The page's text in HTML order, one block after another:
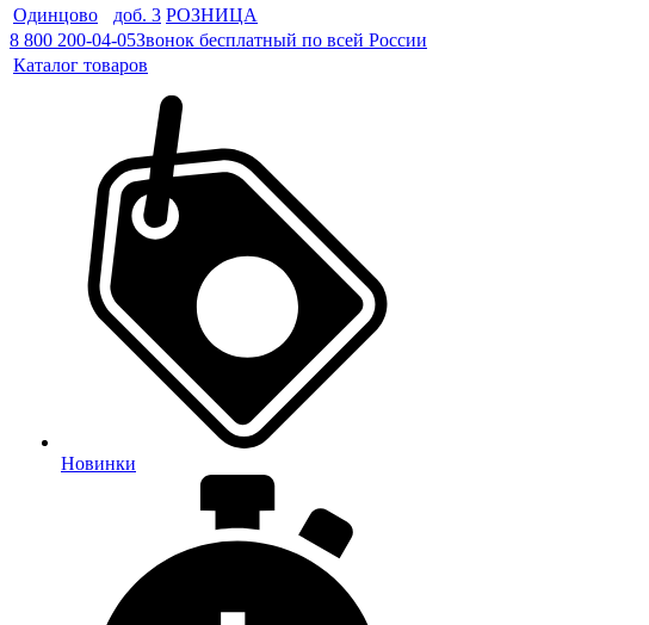
Одинцово
доб. 3 РОЗНИЦА
8 800 200-04-05Звонок бесплатный по всей России
Каталог товаров
Новинки